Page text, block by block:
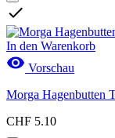

In den Warenkorb
 Vorschau
Morga Hagenbutten
CHF 5.10